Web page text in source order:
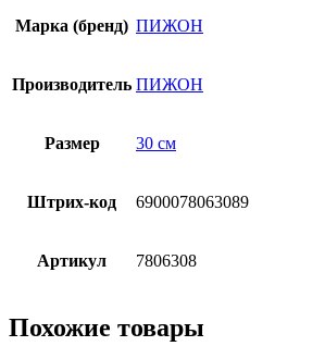
Марка (бренд) ПИЖОН
Производитель ПИЖОН
Размер 30 см
Штрих-код 6900078063089
Артикул 7806308
Похожие товары